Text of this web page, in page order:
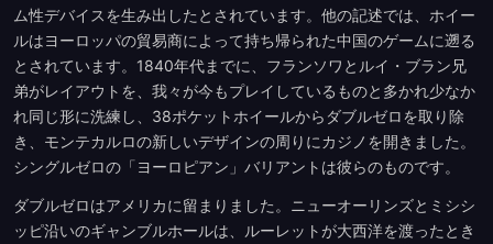
ム性デバイスを生み出したとされています。他の記述では、ホイー
ルはヨーロッパの貿易商によって持ち帰られた中国のゲームに遡る
とされています。1840年代までに、フランソワとルイ・ブラン兄
弟がレイアウトを、我々が今もプレイしているものと多かれ少なか
れ同じ形に洗練し、38ポケットホイールからダブルゼロを取り除
き、モンテカルロの新しいデザインの周りにカジノを開きました。
シングルゼロの「ヨーロピアン」バリアントは彼らのものです。
ダブルゼロはアメリカに留まりました。ニューオーリンズとミシシ
ッピ沿いのギャンブルホールは、ルーレットが大西洋を渡ったとき